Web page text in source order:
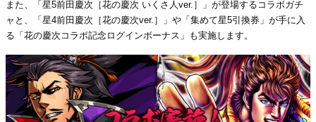
また、「星5前田慶次［花の慶次 いくさ人ver.］」が登場するコラボガチ
ャと、「星4前田慶次［花の慶次ver.］」や「集めて星5引換券」が手に入
る「花の慶次コラボ記念ログインボーナス」も実施します。